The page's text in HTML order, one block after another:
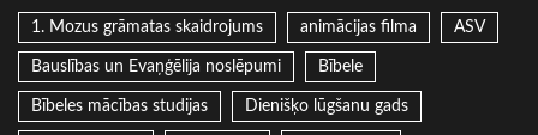
1. Mozus grāmatas skaidrojums animācijas filma ASV
Bauslības un Evaņģēlija noslēpumi Bībele
Bībeles mācības studijas Dienišķo lūgšanu gads